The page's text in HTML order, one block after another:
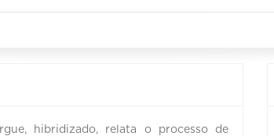
hibridizado, relata o processo de